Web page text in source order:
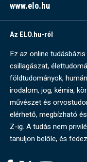
www.elo.hu
Az ELO.hu-ról
Ez az online
csillagászat,
földtudományok,
irodalom, jog, kémia,
művészet és
elérhető, megbízható
Z-ig. A tudás nem
tanuljon belőle, és